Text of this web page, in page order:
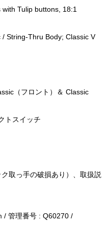
Tulip buttons, 18:1
String-Thru Body; Classic V
（フロント）＆ Classic
トスイッチ
取っ手の破損あり）、取扱説
/ 管理番号 : Q60270 /